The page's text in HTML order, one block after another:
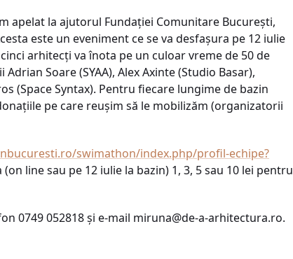
apelat la ajutorul Fundaţiei Comunitare Bucureşti,
este un eveniment ce se va desfaşura pe 12 iulie
arhitecţi va înota pe un culoar vreme de 50 de
Soare (SYAA), Alex Axinte (Studio Basar),
(Space Syntax). Pentru fiecare lungime de bazin
pe care reuşim să le mobilizăm (organizatorii
swimathon/index.php/profil-echipe?
line sau pe 12 iulie la bazin) 1, 3, 5 sau 10 lei pentru
0749 052818 şi e-mail miruna@de-a-arhitectura.ro.